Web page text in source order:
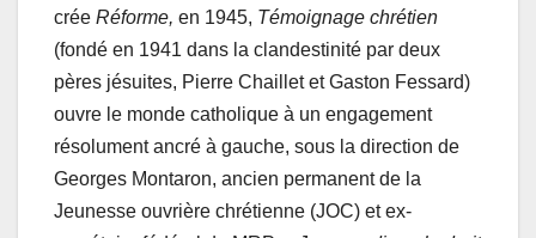
crée Réforme, en 1945, Témoignage chrétien
(fondé en 1941 dans la clandestinité par deux
pères jésuites, Pierre Chaillet et Gaston Fessard)
ouvre le monde catholique à un engagement
résolument ancré à gauche, sous la direction de
Georges Montaron, ancien permanent de la
Jeunesse ouvrière chrétienne (JOC) et ex-